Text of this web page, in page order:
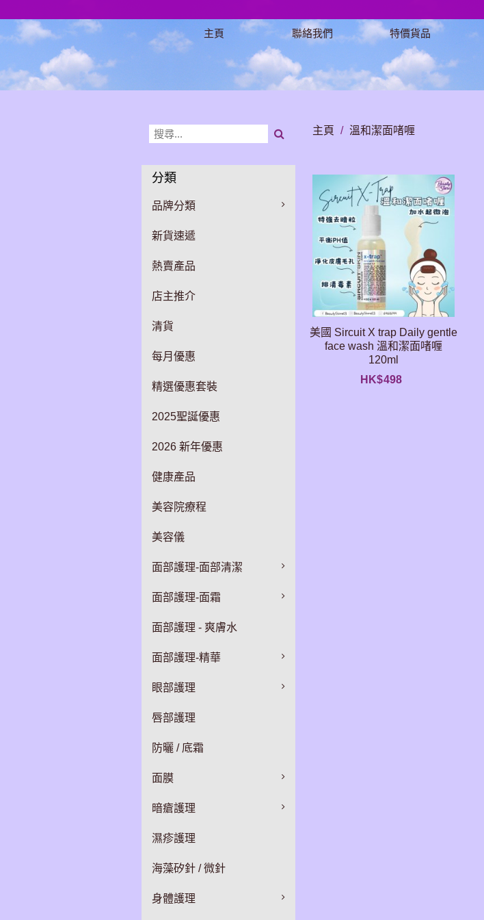
主頁 聯絡我們 特價貨品
分類
品牌分類
新貨速遞
熱賣產品
店主推介
清貨
每月優惠
精選優惠套裝
2025聖誕優惠
2026 新年優惠
健康產品
美容院療程
美容儀
面部護理-面部清潔
面部護理-面霜
面部護理 - 爽膚水
面部護理-精華
眼部護理
唇部護理
防曬 / 底霜
面膜
暗瘡護理
濕疹護理
海藻矽針 / 微針
身體護理
主頁 / 溫和潔面啫喱
美國 Sircuit X trap Daily gentle
face wash 溫和潔面啫喱
120ml
HK$498